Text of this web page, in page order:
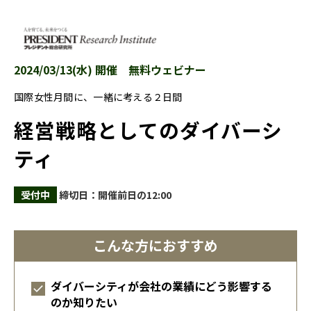
2024/03/13(水) 開催 無料ウェビナー
国際女性月間に、一緒に考える２日間
経営戦略としてのダイバーシ
ティ
受付中 締切日：開催前日の12:00
こんな方におすすめ
ダイバーシティが会社の業績にどう影響する
のか知りたい